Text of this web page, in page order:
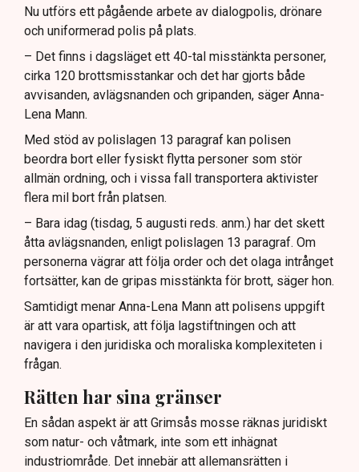
Nu utförs ett pågående arbete av dialogpolis, drönare
och uniformerad polis på plats.
– Det finns i dagsläget ett 40-tal misstänkta personer,
cirka 120 brottsmisstankar och det har gjorts både
avvisanden, avlägsnanden och gripanden, säger Anna-
Lena Mann.
Med stöd av polislagen 13 paragraf kan polisen
beordra bort eller fysiskt flytta personer som stör
allmän ordning, och i vissa fall transportera aktivister
flera mil bort från platsen.
– Bara idag (tisdag, 5 augusti reds. anm.) har det skett
åtta avlägsnanden, enligt polislagen 13 paragraf. Om
personerna vägrar att följa order och det olaga intrånget
fortsätter, kan de gripas misstänkta för brott, säger hon.
Samtidigt menar Anna-Lena Mann att polisens uppgift
är att vara opartisk, att följa lagstiftningen och att
navigera i den juridiska och moraliska komplexiteten i
frågan.
Rätten har sina gränser
En sådan aspekt är att Grimsås mosse räknas juridiskt
som natur- och våtmark, inte som ett inhägnat
industriområde. Det innebär att allemansrätten i